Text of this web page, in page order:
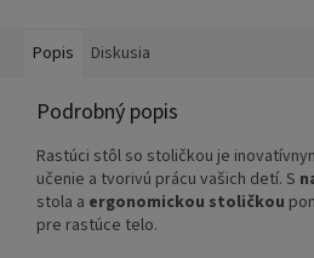
Popis Diskusia
Podrobný popis
Rastúci stôl so stoličkou je
učenie a tvorivú prácu vašich detí. S
stola a ergonomickou stoličkou
pre rastúce telo.